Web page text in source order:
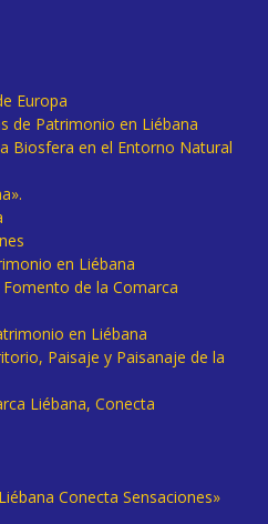
Europa
de Patrimonio en Liébana
Biosfera en el Entorno Natural
en Liébana
de la Comarca
en Liébana
Paisaje y Paisanaje de la
Liébana, Conecta
Conecta Sensaciones»